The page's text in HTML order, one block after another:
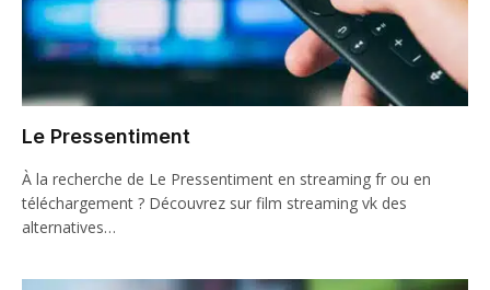
Le Pressentiment
À la recherche de Le Pressentiment en streaming fr ou en
téléchargement ? Découvrez sur film streaming vk des
alternatives…